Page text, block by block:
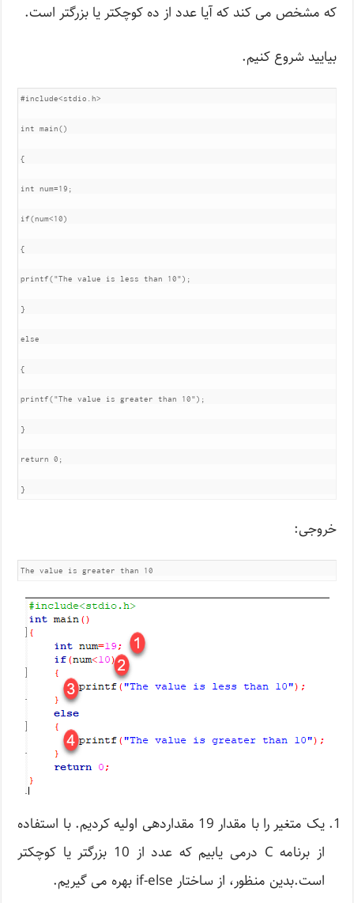
که مشخص می کند که آیا عدد از ده کوچکتر یا بزرگتر است.
بیایید شروع کنیم.
#include<stdio.h>
int main()
{
int num=19;
if(num<10)
{
printf("The value is less than 10");
}
else
{
printf("The value is greater than 10");
}
return 0;
}
خروجی:
The value is greater than 10
یک متغیر را با مقدار 19 مقداردهی اولیه کردیم. با استفاده
از برنامه C درمی یابیم که عدد از 10 بزرگتر یا کوچکتر
است.بدین منظور، از ساختار if-else بهره می گیریم.